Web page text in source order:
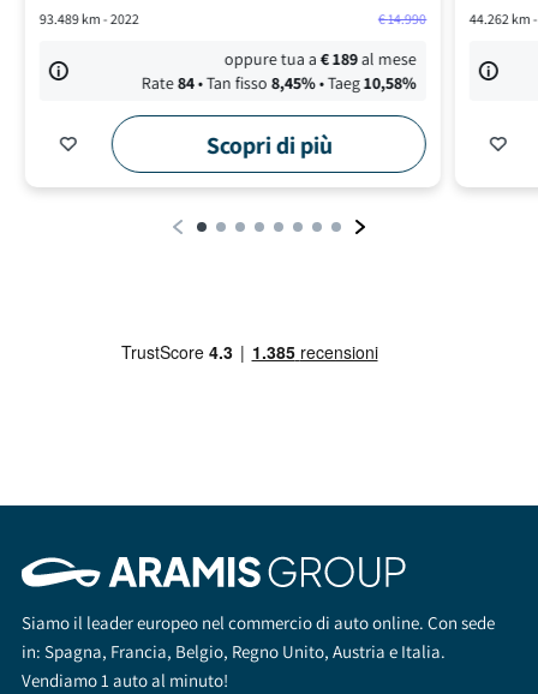
93.489km - 2022 €14.990
oppure tua a€189al mese
Rate84• Tan fisso 8,45%• Taeg10,58%
Scopri di più
44.262km
Siamo il leader europeo nel commercio di auto online. Con sede
in: Spagna, Francia, Belgio, Regno Unito, Austria e Italia.
Vendiamo 1 auto al minuto!